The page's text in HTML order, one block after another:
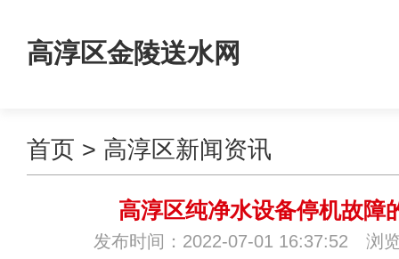
高淳区金陵送水网
首页 > 高淳区新闻资讯
高淳区纯净水设备停机故障
发布时间：2022-07-01 16:37:52 浏